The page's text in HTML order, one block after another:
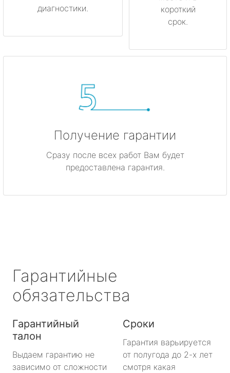
диагностики.
короткий
срок.
Получение гарантии
Сразу после всех работ Вам будет
предоставлена гарантия.
Гарантийные
обязательства
Гарантийный
талон
Выдаем гарантию не
зависимо от сложности
Сроки
Гарантия варьируется
от полугода до 2-х лет
смотря какая